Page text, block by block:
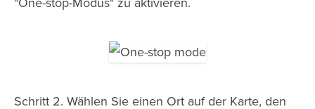
Schritt 2. Wählen Sie einen Ort auf der Karte, den